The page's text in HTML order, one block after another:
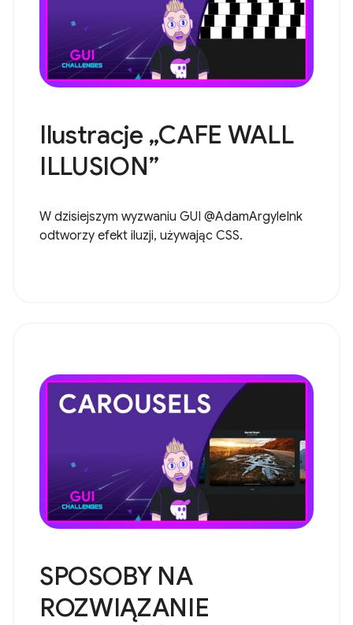
Ilustracje „CAFE WALL
ILLUSION”
W dzisiejszym wyzwaniu GUI @AdamArgyleInk
odtworzy efekt iluzji, używając CSS.
SPOSOBY NA
ROZWIĄZANIE